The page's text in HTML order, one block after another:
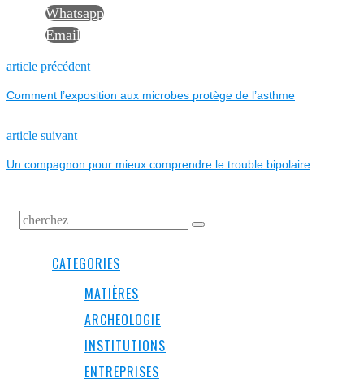
Whatsapp
Email
NAVIGATION
DE
L’ARTICLE
article précédentPrevious
Comment l’exposition aux microbes protège de l’asthme
article suivantNext
Un compagnon pour mieux comprendre le trouble bipolaire
CATEGORIES
MATIÈRES
ARCHEOLOGIE
INSTITUTIONS
ENTREPRISES